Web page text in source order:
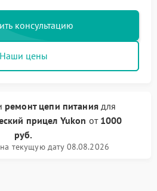
консультацию
Наши цены
ремонт цепи питаниядля
прицел Yukon от 1000
руб.
текущую дату 08.08.2026